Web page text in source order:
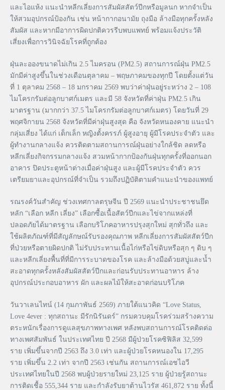
และไอแห้ง แนะนำหลีกเลี่ยงการสัมผัสสัตว์ปีกหรือมูลนก หากจำเป็น
ให้สวมอุปกรณ์ป้องกัน เช่น หน้ากากอนามัย ถุงมือ ล้างมือทุกครั้งหลัง
สัมผัส และหากมีอาการผิดปกติควรรีบพบแพทย์ พร้อมแจ้งประวัติ
เสี่ยงเพื่อการวินิจฉัยโรคที่ถูกต้อง
ฝุ่นละอองขนาดไม่เกิน 2.5 ไมครอน (PM2.5) สถานการณ์ฝุ่น PM2.5
มักมีค่าสูงขึ้นในช่วงเดือนตุลาคม – พฤษภาคมของทุกปี โดยตั้งแต่วัน
ที่ 1 ตุลาคม 2568 – 18 มกราคม 2569 พบว่าค่าฝุ่นอยู่ระหว่าง 2 – 108
ไมโครกรัมต่อลูกบาศก์เมตร และมี 58 จังหวัดที่ค่าฝุ่น PM2.5 เกิน
มาตรฐาน (มากกว่า 37.5 ไมโครกรัมต่อลูกบาศก์เมตร) โดยวันที่ 29
พฤศจิกายน 2568 จังหวัดที่มีค่าฝุ่นสูงสุด คือ จังหวัดหนองคาย แนะนำ
กลุ่มเสี่ยง ได้แก่ เด็กเล็ก หญิงตั้งครรภ์ ผู้สูงอายุ ผู้มีโรคประจำตัว และ
ผู้ทำงานกลางแจ้ง ควรติดตามสถานการณ์ฝุ่นอย่างใกล้ชิด ลดหรือ
หลีกเลี่ยงกิจกรรมกลางแจ้ง สวมหน้ากากป้องกันฝุ่นทุกครั้งที่ออกนอก
อาคาร ปิดประตูหน้าต่างเมื่อค่าฝุ่นสูง และผู้มีโรคประจำตัว ควร
เตรียมยาและอุปกรณ์ที่จำเป็น รวมถึงปฏิบัติตามคำแนะนำของแพทย์
รณรงค์วันสำคัญ ช่วงเทศกาลตรุษจีน ปี 2569 แนะนำประชาชนยึด
หลัก “เลือก หลีก เลี่ยง” เลือกซื้อเนื้อสัตว์ปีกและไข่จากแหล่งที่
ปลอดภัยได้มาตรฐาน เลือกบริโภคอาหารปรุงสุกใหม่ สุกทั่วถึง และ
ใช้ผลิตภัณฑ์ที่มีสัญลักษณ์รับรองคุณภาพ หลีกเลี่ยงการสัมผัสสัตว์ปีก
ที่ป่วยหรือตายผิดปกติ ไม่รับประทานเนื้อไก่หรือไข่ดิบหรือสุก ๆ ดิบ ๆ
และหลีกเลี่ยงพื้นที่ที่มีการระบาดของโรค และล้างมือด้วยสบู่และน้ำ
สะอาดทุกครั้งหลังสัมผัสสัตว์ปีกและก่อนรับประทานอาหาร ล้าง
อุปกรณ์ประกอบอาหาร ผัก และผลไม้ให้สะอาดก่อนบริโภค
วันวาเลนไทน์ (14 กุมภาพันธ์ 2569) ภายใต้แนวคิด “Love Status,
Love 4ever : ทุกสถานะ มีรักนิรันดร์” กรมควบคุมโรคร่วมสร้างความ
ตระหนักเรื่องการดูแลสุขภาพทางเพศ หลังพบสถานการณ์โรคติดต่อ
ทางเพศสัมพันธ์ ในประเทศไทย ปี 2568 มีผู้ป่วยโรคซิฟิลิส 32,599
ราย เพิ่มขึ้นจากปี 2563 ถึง 3.0 เท่า และผู้ป่วยโรคหนองใน 17,295
ราย เพิ่มขึ้น 2.2 เท่า จากปี 2563 เช่นกัน สถานการณ์เอชไอวี
ประเทศไทยในปี 2568 พบผู้ป่วยรายใหม่ 23,125 ราย ผู้ป่วยรู้สถานะ
การติดเชื้อ 555,344 ราย และกำลังรับยาต้านไวรัส 461,872 ราย ทั้งนี้